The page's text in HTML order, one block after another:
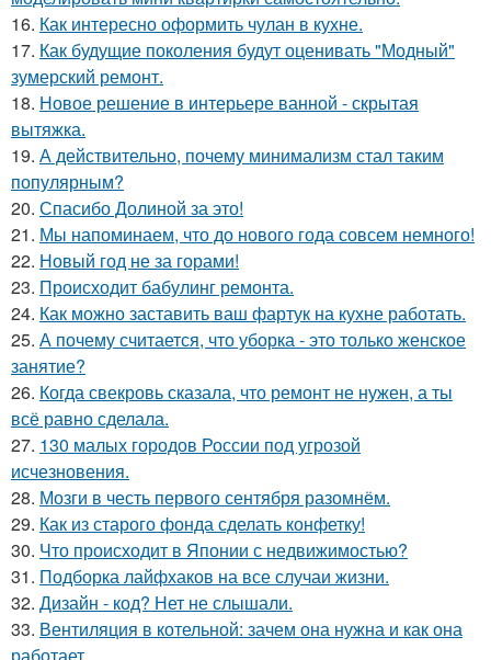
16. Как интересно оформить чулан в кухне.
17. Как будущие поколения будут оценивать "Модный"
зумерский ремонт.
18. Новое решение в интерьере ванной - скрытая
вытяжка.
19. А действительно, почему минимализм стал таким
популярным?
20. Спасибо Долиной за это!
21. Мы напоминаем, что до нового года совсем немного!
22. Новый год не за горами!
23. Происходит бабулинг ремонта.
24. Как можно заставить ваш фартук на кухне работать.
25. А почему считается, что уборка - это только женское
занятие?
26. Когда свекровь сказала, что ремонт не нужен, а ты
всё равно сделала.
27. 130 малых городов России под угрозой
исчезновения.
28. Мозги в честь первого сентября разомнём.
29. Как из старого фонда сделать конфетку!
30. Что происходит в Японии с недвижимостью?
31. Подборка лайфхаков на все случаи жизни.
32. Дизайн - код? Нет не слышали.
33. Вентиляция в котельной: зачем она нужна и как она